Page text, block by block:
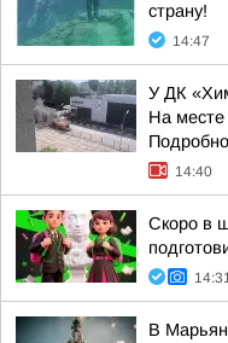
страну!
14:47
У ДК
На месте
14:40
Скоро в
В